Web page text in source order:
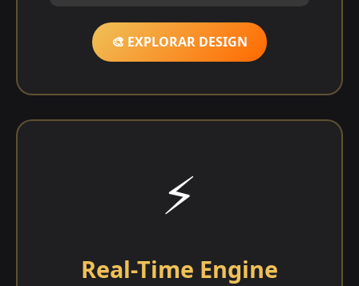
🎨 EXPLORAR DESIGN
⚡
Real-Time Engine